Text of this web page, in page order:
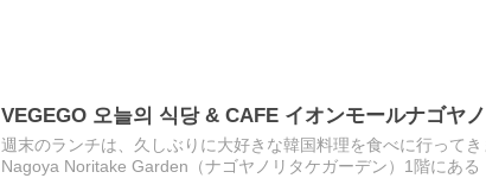
VEGEGO 오늘의 식당 & CAFE イオンモールナゴヤ
週末のランチは、久しぶりに大好きな韓国料理を食べに行って
Nagoya Noritake Garden（ナゴヤノリタケガーデン）1階にある